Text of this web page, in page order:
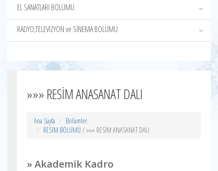
EL SANATLARI BÖLÜMÜ
RADYO,TELEVİZYON ve SİNEMA BÖLÜMÜ
»»» RESİM ANASANAT DALI
Ana Sayfa
Bölümler
RESİM BÖLÜMÜ / »»» RESİM ANASANAT DALI
» Akademik Kadro